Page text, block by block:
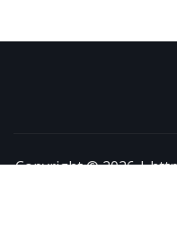
Copyright © 2026 |